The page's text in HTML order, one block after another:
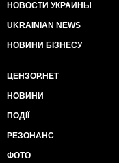
НОВОСТИ УКРАИНЫ
UKRAINIAN NEWS
НОВИНИ БІЗНЕСУ
ЦЕНЗОР.НЕТ
НОВИНИ
ПОДІЇ
РЕЗОНАНС
ФОТО